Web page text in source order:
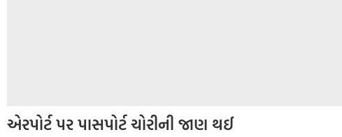
એરપોર્ટ પર પાસપોર્ટ ચોરીની જાણ થઈ